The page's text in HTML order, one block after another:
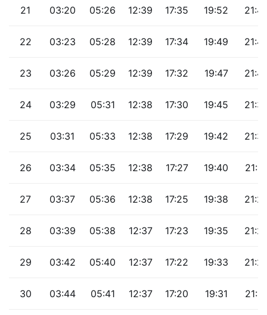
21 03:20 05:26 12:39 17:35 19:52
22 03:23 05:28 12:39 17:34 19:49
23 03:26 05:29 12:39 17:32 19:47
24 03:29 05:31 12:38 17:30 19:45
25 03:31 05:33 12:38 17:29 19:42
26 03:34 05:35 12:38 17:27 19:40 21:31
27 03:37 05:36 12:38 17:25 19:38
28 03:39 05:38 12:37 17:23 19:35
29 03:42 05:40 12:37 17:22 19:33
30 03:44 05:41 12:37 17:20 19:31 21:19